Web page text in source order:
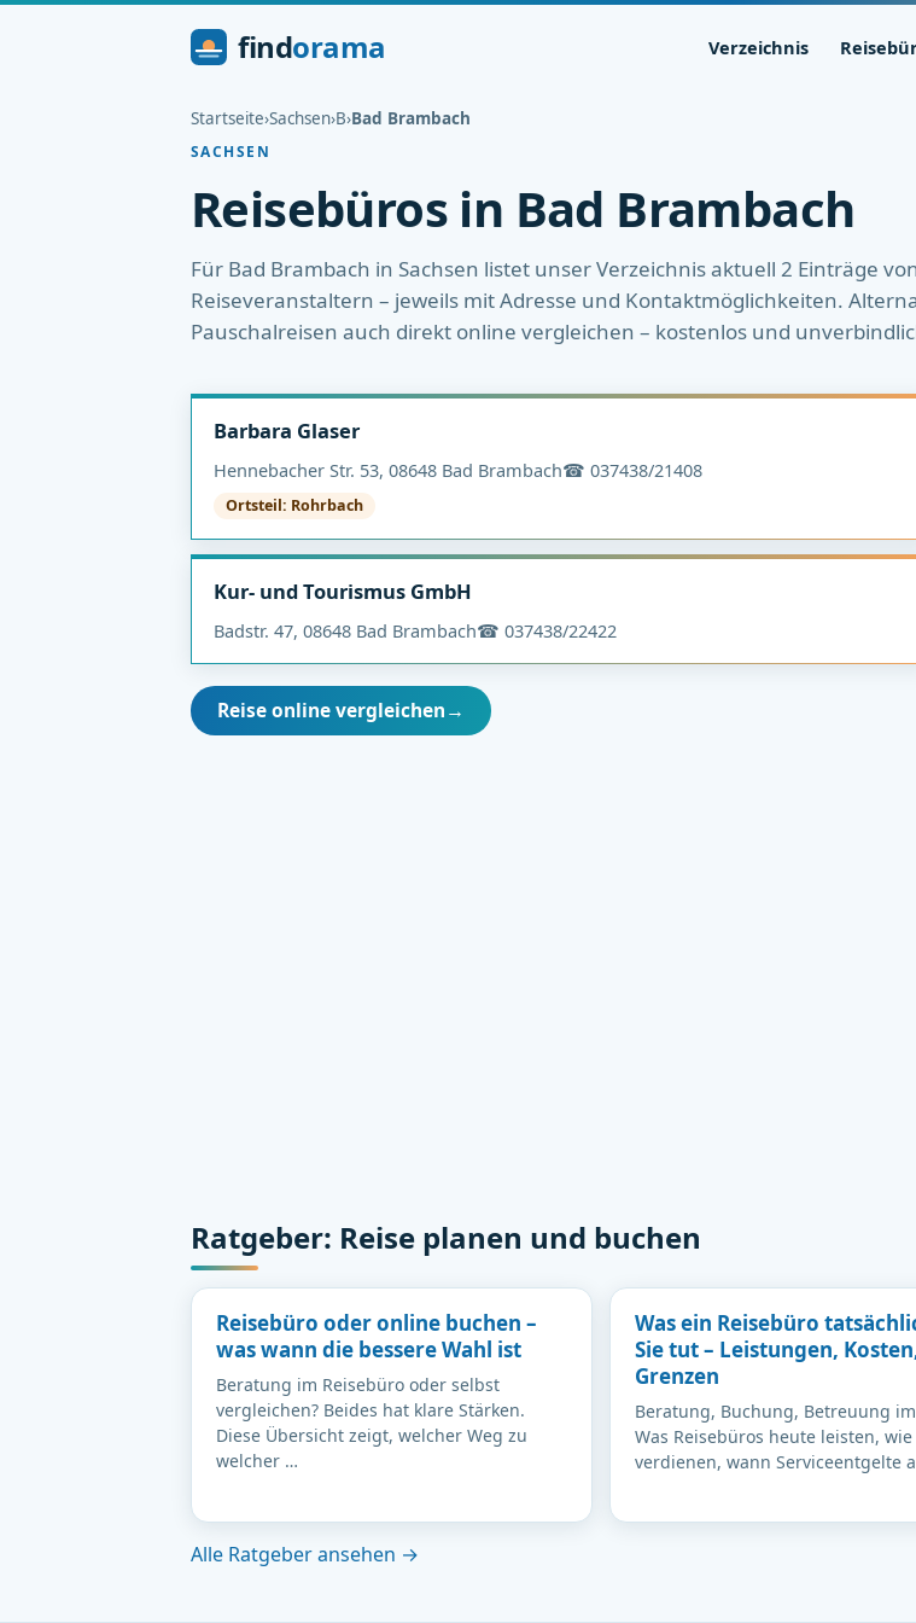
findorama Verzeichnis
Startseite›Sachsen›B›Bad Brambach
SACHSEN
Reisebüros in Bad Brambach
Für Bad Brambach in Sachsen listet unser Verzeichnis aktuell 2 Einträge
Reiseveranstaltern – jeweils mit Adresse und Kontaktmöglichkeiten.
Pauschalreisen auch direkt online vergleichen – kostenlos und
Barbara Glaser
Hennebacher Str. 53, 08648 Bad Brambach☎ 037438/21408
Ortsteil: Rohrbach
Kur- und Tourismus GmbH
Badstr. 47, 08648 Bad Brambach☎ 037438/22422
Reise online vergleichen→
Ratgeber: Reise planen und buchen
Reisebüro oder online buchen –
was wann die bessere Wahl ist
Beratung im Reisebüro oder selbst
vergleichen? Beides hat klare Stärken.
Diese Übersicht zeigt, welcher Weg zu
welcher …
Was ein Reisebüro
Sie tut – Leistungen,
Grenzen
Beratung, Buchung, Betreuung
Was Reisebüros heute leisten,
verdienen, wann Serviceentgelte
Alle Ratgeber ansehen →